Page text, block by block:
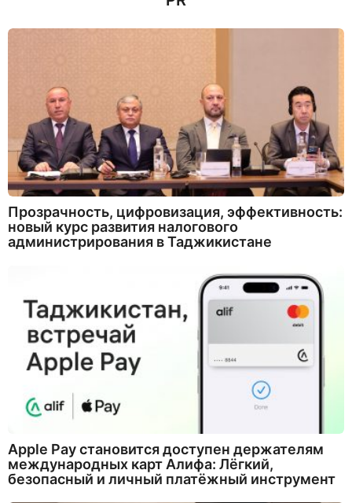
д
Прозрачность, цифровизация, эффективность:
новый курс развития налогового
администрирования в Таджикистане
Apple Pay становится доступен держателям
международных карт Алифа: Лёгкий,
безопасный и личный платёжный инструмент